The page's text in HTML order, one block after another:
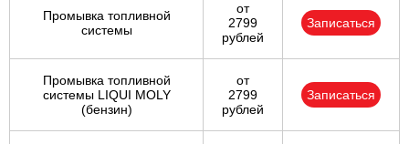
Промывка топливной
системы
от
2799
рублей
Записаться
Промывка топливной
системы LIQUI MOLY
(бензин)
от
2799
рублей
Записаться